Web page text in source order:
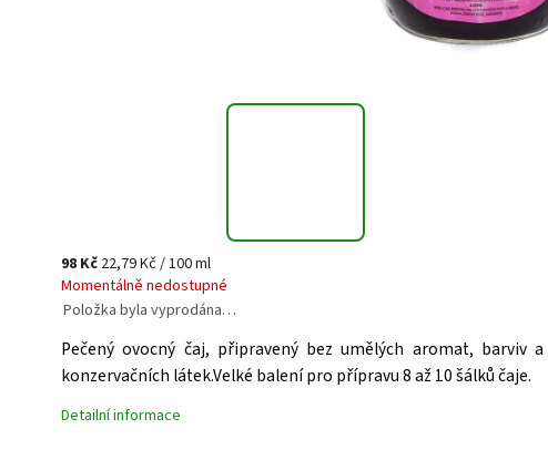
98 Kč 22,79 Kč / 100 ml
Momentálně nedostupné
Položka byla vyprodána…
Pečený ovocný čaj, připravený bez umělých aromat, barviv a
konzervačních látek.Velké balení pro přípravu 8 až 10 šálků čaje.
Detailní informace